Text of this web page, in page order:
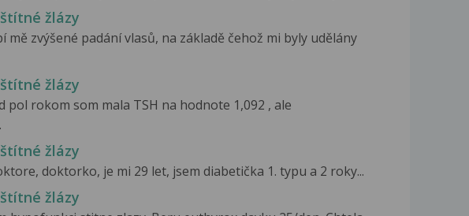
žlázy
mě zvýšené padání vlasů, na základě čehož mi byly udělány
žlázy
pol rokom som mala TSH na hodnote 1,092 , ale
žlázy
doktorko, je mi 29 let, jsem diabetička 1. typu a 2 roky...
žlázy